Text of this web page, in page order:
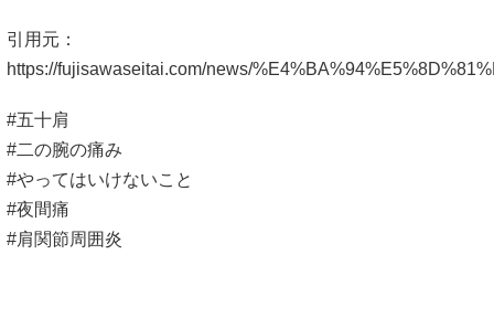
引用元：
https://fujisawaseitai.com/news/
#五十肩
#二の腕の痛み
#やってはいけないこと
#夜間痛
#肩関節周囲炎